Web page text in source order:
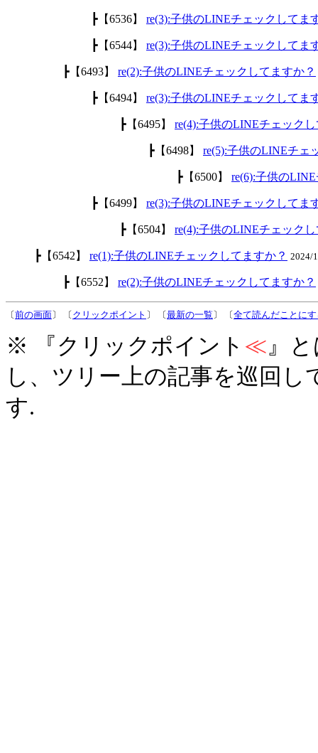
┣【6536】 re(3):子供のLINEチェックしてま
┣【6544】 re(3):子供のLINEチェックしてま
┣【6493】 re(2):子供のLINEチェックしてますか？
┣【6494】 re(3):子供のLINEチェックしてま
┣【6495】 re(4):子供のLINEチェック
┣【6498】 re(5):子供のLINEチェ
┣【6500】 re(6):子供の
┣【6499】 re(3):子供のLINEチェックしてま
┣【6504】 re(4):子供のLINEチェック
┣【6542】 re(1):子供のLINEチェックしてますか？ 2024/
┣【6552】 re(2):子供のLINEチェックしてますか？
〔前の画面〕 〔 クリックポイント 〕 〔最新の一覧 〕 〔全て読んだことに
※ 『クリックポイント ≪』
し、ツリー上の記事を巡回
す.